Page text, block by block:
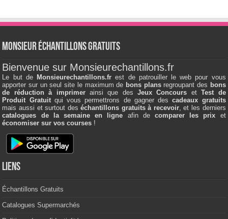
Monsieur échantillons Gratuits
Bienvenue sur Monsieurechantillons.fr
Le but de Monsieurechantillons.fr est de patrouiller le web pour vous
apporter sur un seul site le maximum de bons plansregroupant des bons
de réduction à imprimerainsi que desJeux Concours etTest de
Produit Gratuitqui vous permettrons de gagner descadeaux gratuits
mais aussi et surtout deséchantillons gratuits à recevoir, et les derniers
catalogues de la semaine en ligne afin de comparer les prix et
économiser sur vos courses !
Liens
Échantillons Gratuits
Catalogues Supermarchés